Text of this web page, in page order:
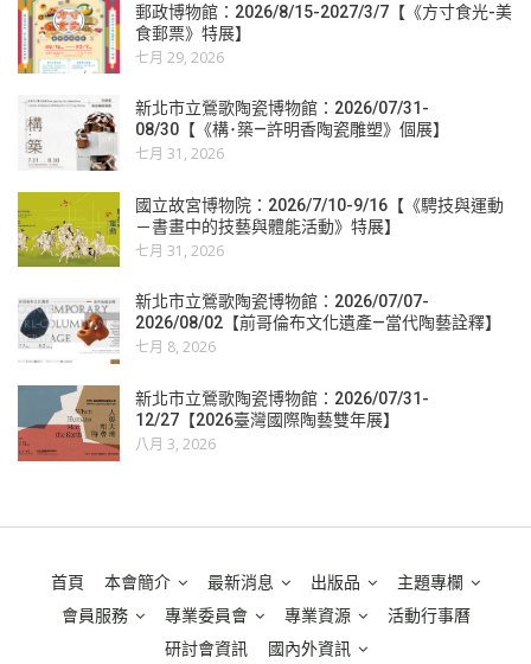
郵政博物館：2026/8/15-2027/3/7【《方寸食光-美
食郵票》特展】
七月 29, 2026
新北市立鶯歌陶瓷博物館：2026/07/31-
08/30【《構･築—許明香陶瓷雕塑》個展】
七月 31, 2026
國立故宮博物院：2026/7/10-9/16【《騁技與運動
－書畫中的技藝與體能活動》特展】
七月 31, 2026
新北市立鶯歌陶瓷博物館：2026/07/07-
2026/08/02【前哥倫布文化遺產—當代陶藝詮釋】
七月 8, 2026
新北市立鶯歌陶瓷博物館：2026/07/31-
12/27【2026臺灣國際陶藝雙年展】
八月 3, 2026
首頁 本會簡介 最新消息 出版品
主題專欄
會員服務
專業委員會 專業資源
活動行事曆
研討會資訊
國內外資訊